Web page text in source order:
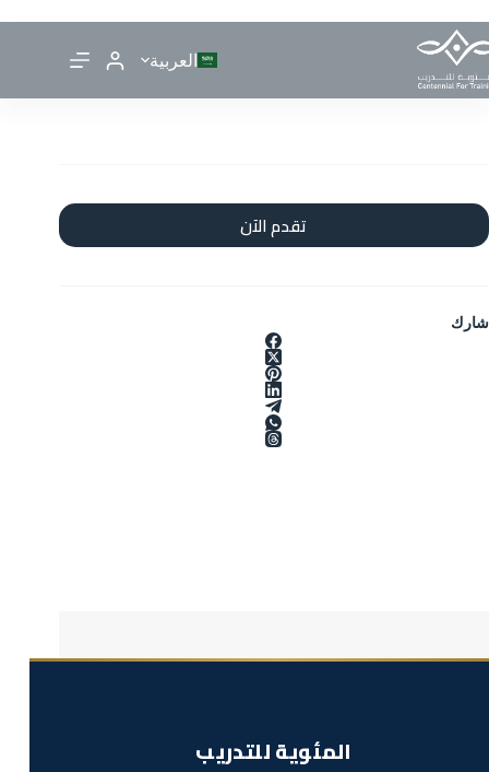
العربية
تقدم الآن
شارك
المئوية للتدريب